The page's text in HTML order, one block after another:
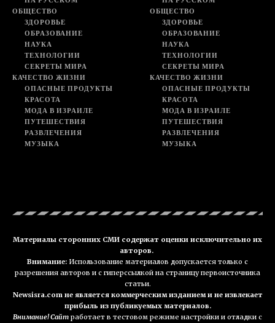
ОБЩЕСТВО
ЗДОРОВЬЕ
ОБРАЗОВАНИЕ
НАУКА
ТЕХНОЛОГИИ
СЕКРЕТЫ МИРА
КАЧЕСТВО ЖИЗНИ
ОПАСНЫЕ ПРОДУКТЫ
КРАСОТА
МОДА В ИЗРАИЛЕ
ПУТЕШЕСТВИЯ
РАЗВЛЕЧЕНИЯ
МУЗЫКА
ОБЩЕСТВО
ЗДОРОВЬЕ
ОБРАЗОВАНИЕ
НАУКА
ТЕХНОЛОГИИ
СЕКРЕТЫ МИРА
КАЧЕСТВО ЖИЗНИ
ОПАСНЫЕ ПРОДУКТЫ
КРАСОТА
МОДА В ИЗРАИЛЕ
ПУТЕШЕСТВИЯ
РАЗВЛЕЧЕНИЯ
МУЗЫКА
Материалы сторонних СМИ содержат оценки исключительно их
авторов.
Внимание: Использование материалов допускается только с
разрешения авторов и с гиперссылкой на страницу первоисточника
статьи.
Newsisra.com не является коммерческим изданием и не извлекает
прибыль из публикуемых материалов.
Внимание! Сайт работает в тестовом режиме настройки и отладки с